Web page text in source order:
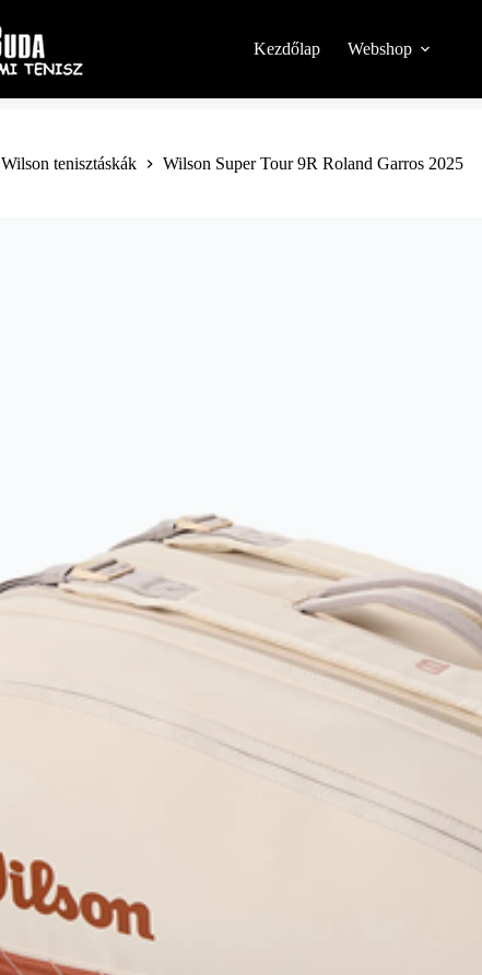
Kezdőlap Webshop
Wilson tenisztáskák Wilson Super Tour 9R Roland Garros 2025